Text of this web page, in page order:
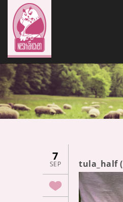
7
SEP tula_half